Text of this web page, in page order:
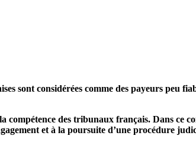
sont considérées comme des payeurs peu
compétence des tribunaux français. Dans ce
et à la poursuite d’une procédure